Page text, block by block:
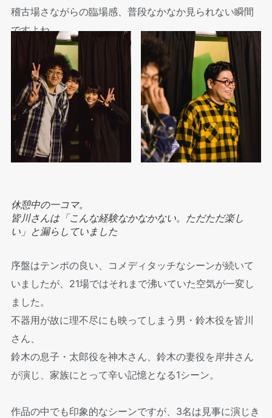
稽古場さながらの臨場感、普段なかなか見られない瞬間
ですよね。
休憩中の一コマ。
皆川さんは「こんな経験なかなかない。ただただ楽し
い」と漏らしていました
序盤はテンポの良い、コメディタッチなシーンが続いて
いましたが、21場ではそれまで沸いていた空気が一変し
ました。
不器用が故に理不尽にも映ってしまう男・鈴木役を皆川
さん、
鈴木の息子・太郎役を神木さん、鈴木の妻役を岸井さん
が演じ、家族にとって辛い記憶となる1シーン。
作品の中でも印象的なシーンですが、3名は見事に演じき